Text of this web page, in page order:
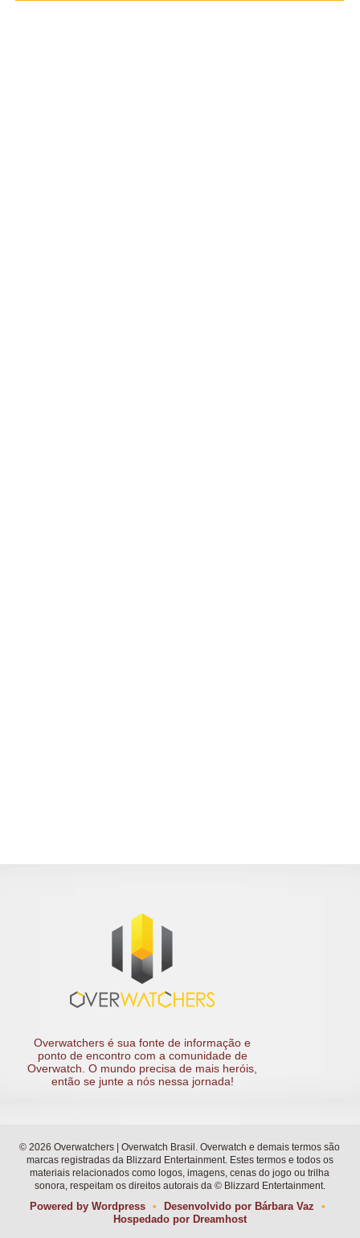
Overwatchers é sua fonte de informação e
ponto de encontro com a comunidade de
Overwatch. O mundo precisa de mais heróis,
então se junte a nós nessa jornada!
© 2026 Overwatchers | Overwatch Brasil. Overwatch e demais termos são
marcas registradas da Blizzard Entertainment. Estes termos e todos os
materiais relacionados como logos, imagens, cenas do jogo ou trilha
sonora, respeitam os direitos autorais da © Blizzard Entertainment.
Powered by Wordpress • Desenvolvido por Bárbara Vaz
•
Hospedado por Dreamhost